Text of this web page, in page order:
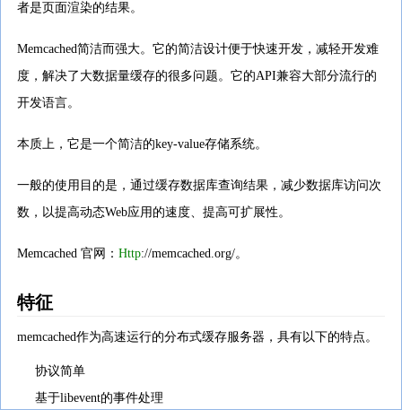
者是页面渲染的结果。
Memcached简洁而强大。它的简洁设计便于快速开发，减轻开发难
度，解决了大数据量缓存的很多问题。它的API兼容大部分流行的
开发语言。
本质上，它是一个简洁的key-value存储系统。
一般的使用目的是，通过缓存数据库查询结果，减少数据库访问次
数，以提高动态Web应用的速度、提高可扩展性。
Memcached 官网： Http://memcached.org/。
特征
memcached作为高速运行的分布式缓存服务器，具有以下的特点。
协议简单
基于libevent的事件处理